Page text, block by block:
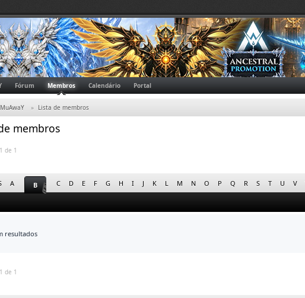
Fórum Membros Calendário Portal
» Lista de membros
membros
de 1
A B C D E F G H I J K L M N O P Q R S T U V
resultados
de 1